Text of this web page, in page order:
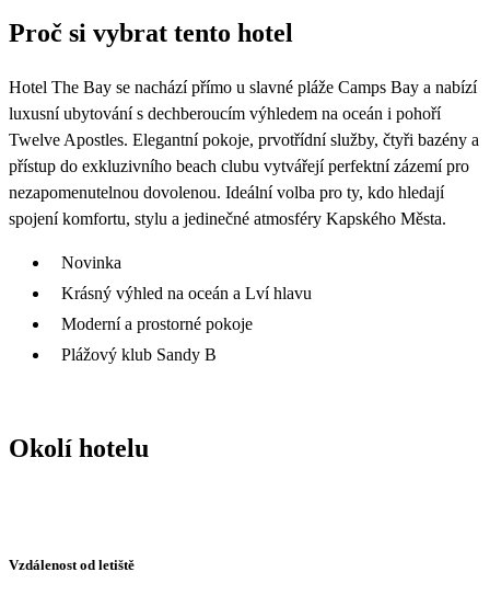
60 799
Proč si vybrat tento hotel
Hotel The Bay se nachází přímo u slavné pláže Camps Bay a nabízí
luxusní ubytování s dechberoucím výhledem na oceán i pohoří
Twelve Apostles. Elegantní pokoje, prvotřídní služby, čtyři bazény a
přístup do exkluzivního beach clubu vytvářejí perfektní zázemí pro
nezapomenutelnou dovolenou. Ideální volba pro ty, kdo hledají
spojení komfortu, stylu a jedinečné atmosféry Kapského Města.
Novinka
Krásný výhled na oceán a Lví hlavu
Moderní a prostorné pokoje
Plážový klub Sandy B
Okolí hotelu
Vzdálenost od letiště